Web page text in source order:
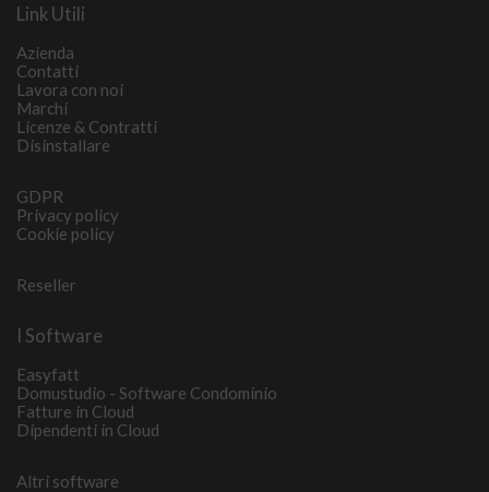
Link Utili
Azienda
Contatti
Lavora con noi
Marchi
Licenze & Contratti
Disinstallare
GDPR
Privacy policy
Cookie policy
Reseller
I Software
Easyfatt
Domustudio - Software Condominio
Fatture in Cloud
Dipendenti in Cloud
Altri software